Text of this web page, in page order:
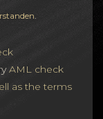
AML check
as the terms